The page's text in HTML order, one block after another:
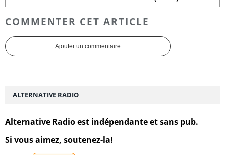
COMMENTER CET ARTICLE
Ajouter un commentaire
ALTERNATIVE RADIO
Alternative Radio est indépendante et sans pub.
Si vous aimez, soutenez-la!